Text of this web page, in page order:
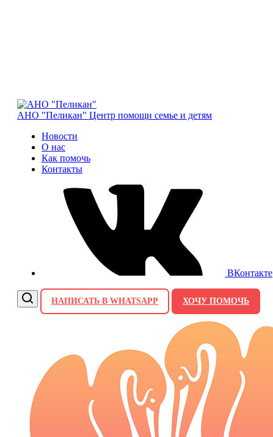
АНО "Пеликан" Центр помощи семье и детям
Новости
О нас
Как помочь
Контакты
ВКонтакте
НАПИСАТЬ В WHATSAPP ХОЧУ ПОМОЧЬ